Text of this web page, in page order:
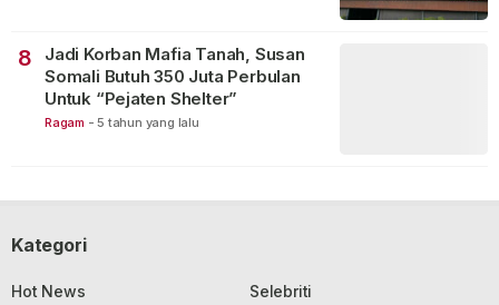
8
Jadi Korban Mafia Tanah, Susan
Somali Butuh 350 Juta Perbulan
Untuk “Pejaten Shelter”
Ragam - 5 tahun yang lalu
Kategori
Hot News
Selebriti